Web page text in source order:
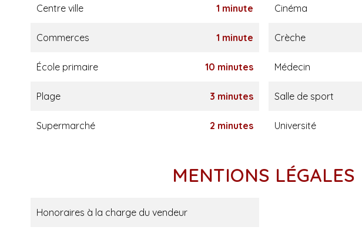
Centre ville 1 minute Cinéma
Commerces 1 minute Crèche
École primaire 10 minutes Médecin
Plage 3 minutes Salle de sport
Supermarché 2 minutes Université
MENTIONS LÉGALES
Honoraires à la charge du vendeur